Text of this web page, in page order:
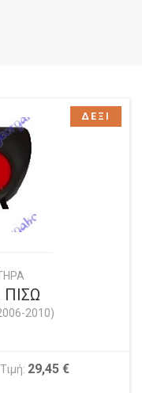
2010)
Τιμή: 29,45 €
ΔΕΞΙ